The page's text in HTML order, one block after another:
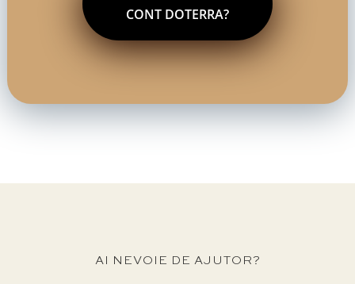
CONT DOTERRA?
AI NEVOIE DE AJUTOR?